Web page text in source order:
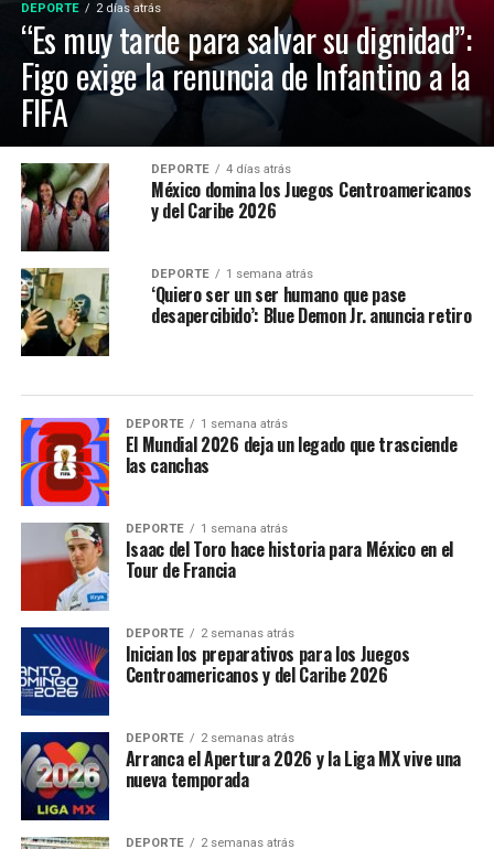
DEPORTE 2 días atrás
“Es muy tarde para salvar su dignidad”:
Figo exige la renuncia de Infantino a la
FIFA
DEPORTE 4 días atrás
México domina los Juegos Centroamericanos
y del Caribe 2026
DEPORTE 1 semana atrás
‘Quiero ser un ser humano que pase
desapercibido’: Blue Demon Jr. anuncia retiro
DEPORTE 1 semana atrás
El Mundial 2026 deja un legado que trasciende
las canchas
DEPORTE 1 semana atrás
Isaac del Toro hace historia para México en el
Tour de Francia
DEPORTE 2 semanas atrás
Inician los preparativos para los Juegos
Centroamericanos y del Caribe 2026
DEPORTE 2 semanas atrás
Arranca el Apertura 2026 y la Liga MX vive una
nueva temporada
DEPORTE 2 semanas atrás